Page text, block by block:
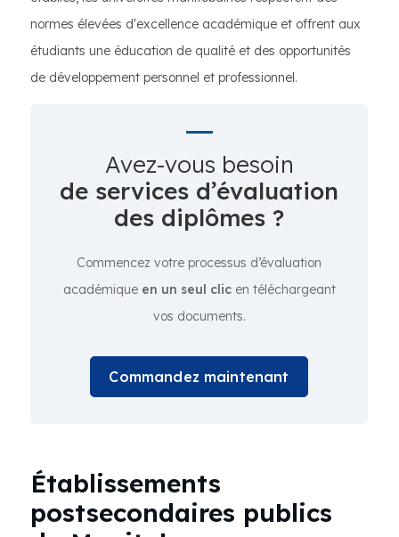
normes élevées d'excellence académique et offrent aux
étudiants une éducation de qualité et des opportunités
de développement personnel et professionnel.
Avez-vous besoin
de services d’évaluation
des diplômes ?
Commencez votre processus d’évaluation
académiqueen un seul clicen téléchargeant
vos documents.
Commandez maintenant
Établissements
postsecondaires publics